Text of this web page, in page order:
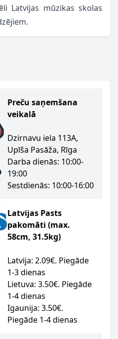
Latvijas mūzikas skolas
Preču saņemšana
veikalā
Dzirnavu iela 113A,
Upīša Pasāža, Rīga
Darba dienās: 10:00-
19:00
Sestdienās: 10:00-16:00
Latvijas Pasts
pakomāti (max.
58cm, 31.5kg)
Latvija: 2.09€. Piegāde
1-3 dienas
Lietuva: 3.50€. Piegāde
1-4 dienas
Igaunija: 3.50€.
Piegāde 1-4 dienas